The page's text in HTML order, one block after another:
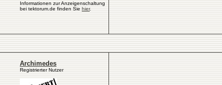
Informationen zur Anzeigenschaltung
bei tektorum.de finden Sie hier.
Archimedes
Registrierter Nutzer